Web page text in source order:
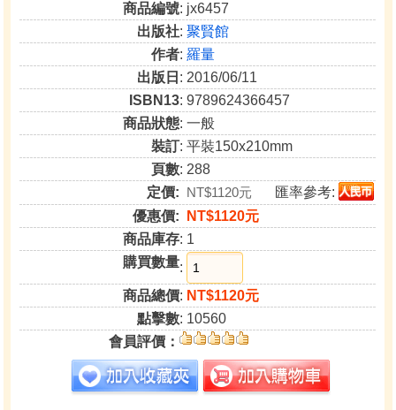
商品編號: jx6457
出版社:聚賢館
作者:羅量
出版日 : 2016/06/11
ISBN13: 9789624366457
商品狀態: 一般
裝訂: 平裝150x210mm
頁數: 288
定價: NT$1120元
匯率參考:
優惠價:
NT$1120元
商品庫存: 1
購買數量:
商品總價: NT$1120元
點擊數: 10560
會員評價：